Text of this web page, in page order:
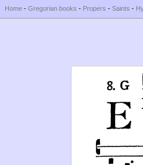
Home - Gregorian books - Propers - Saints -